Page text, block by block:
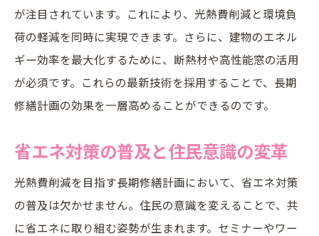
が注目されています。これにより、光熱費削減と環境負
荷の軽減を同時に実現できます。さらに、建物のエネル
ギー効率を最大化するために、断熱材や高性能窓の活用
が必須です。これらの最新技術を採用することで、長期
修繕計画の効果を一層高めることができるのです。
省エネ対策の普及と住民意識の変革
光熱費削減を目指す長期修繕計画において、省エネ対策
の普及は欠かせません。住民の意識を変えることで、共
に省エネに取り組む姿勢が生まれます。セミナーやワー